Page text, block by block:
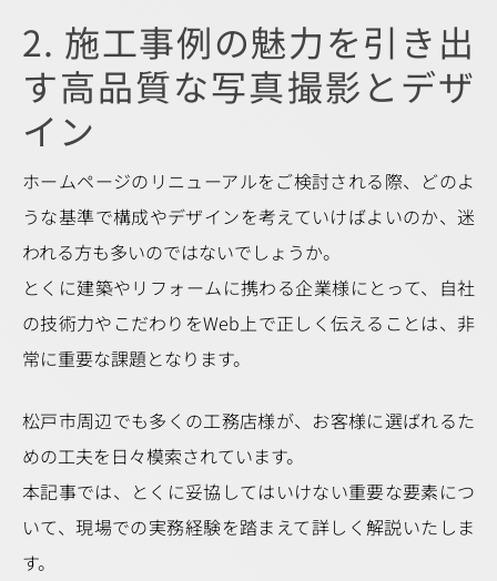
2. 施工事例の魅力を引き出
す高品質な写真撮影とデザ
イン
ホームページのリニューアルをご検討される際、どのよ
うな基準で構成やデザインを考えていけばよいのか、迷
われる方も多いのではないでしょうか。
とくに建築やリフォームに携わる企業様にとって、自社
の技術力やこだわりをWeb上で正しく伝えることは、非
常に重要な課題となります。
松戸市周辺でも多くの工務店様が、お客様に選ばれるた
めの工夫を日々模索されています。
本記事では、とくに妥協してはいけない重要な要素につ
いて、現場での実務経験を踏まえて詳しく解説いたしま
す。